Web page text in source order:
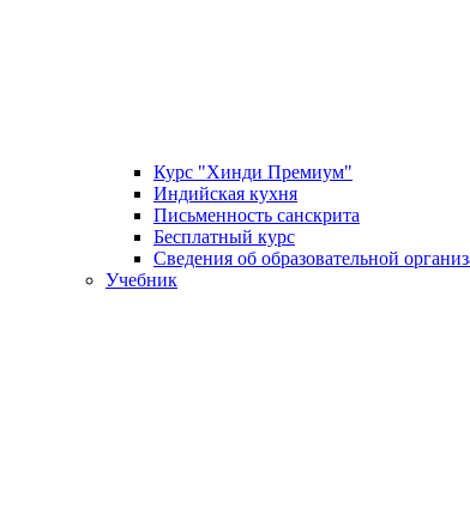
Курс "Хинди Премиум"
Индийская кухня
Письменность санскрита
Бесплатный курс
Сведения об образовательной
Учебник